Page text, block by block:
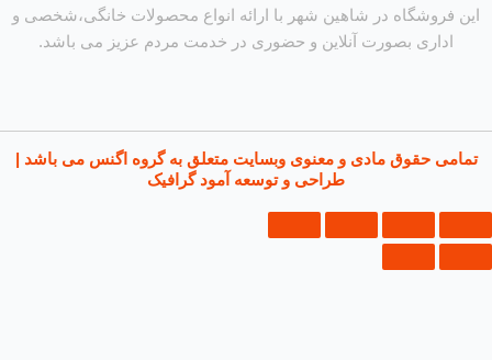
فروشگاه در شاهین شهر با ارائه انواع محصولات خانگی،شخصی و
اداری بصورت آنلاین و حضوری در خدمت مردم عزیز می باشد.
حقوق مادی و معنوی وبسایت متعلق به گروه اگنس می باشد |
طراحی و توسعه آمود گرافیک